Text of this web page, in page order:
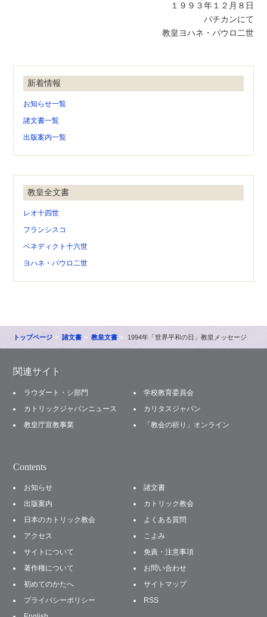
１９９３年１２月８日
バチカンにて
教皇ヨハネ・パウロ二世
新着情報
お知らせ一覧
諸文書一覧
出版案内一覧
教皇全文書
レオ十四世
フランシスコ
ベネディクト十六世
ヨハネ・パウロ二世
トップページ 諸文書 教皇文書 1994年「世界平和の日」教皇メッセージ
関連サイト
ラウダート・シ部門
学校教育委員会
カトリックジャパンニュース
カリタスジャパン
教皇庁宣教事業
「教会の祈り」オンライン
Contents
お知らせ
諸文書
出版案内
カトリック教会
日本のカトリック教会
よくある質問
アクセス
こよみ
サイトについて
免責・注意事項
著作権について
お問い合わせ
初めてのかたへ
サイトマップ
プライバシーポリシー
RSS